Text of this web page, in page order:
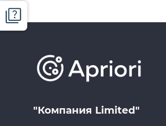
"Компания Limited"